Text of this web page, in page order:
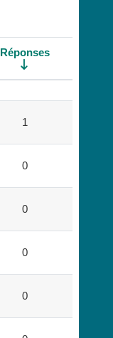
Réponses
1
0
0
0
0